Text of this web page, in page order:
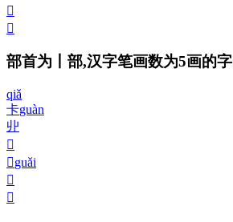
𠁣

部首为丨部,汉字笔画数为5画的字
qiǎ
卡guàn
丱
𩰊
𩰋guǎi
𠁥
𠁤